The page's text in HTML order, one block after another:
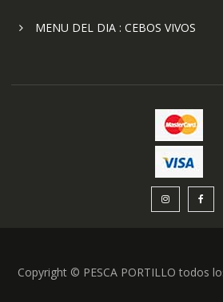
MENU DEL DIA : CEBOS VIVOS
Copyright © PESCA PORTILLO todos